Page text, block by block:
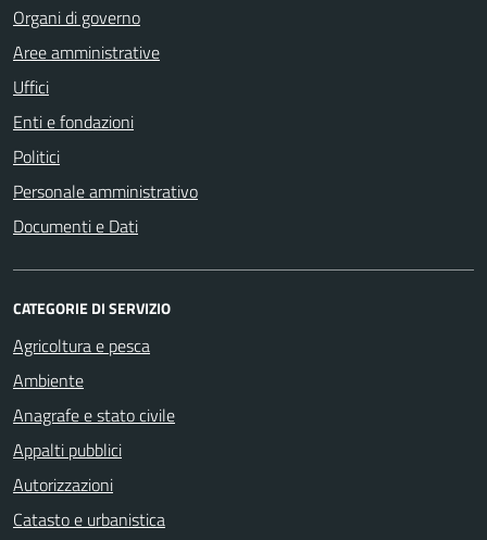
Organi di governo
Aree amministrative
Uffici
Enti e fondazioni
Politici
Personale amministrativo
Documenti e Dati
CATEGORIE DI SERVIZIO
Agricoltura e pesca
Ambiente
Anagrafe e stato civile
Appalti pubblici
Autorizzazioni
Catasto e urbanistica